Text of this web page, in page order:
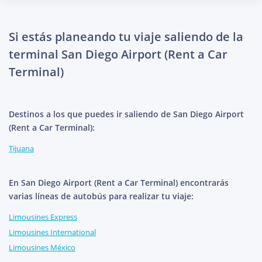
Si estás planeando tu viaje saliendo de la
terminal San Diego Airport (Rent a Car
Terminal)
Destinos a los que puedes ir saliendo de San Diego Airport
(Rent a Car Terminal):
Tijuana
En San Diego Airport (Rent a Car Terminal) encontrarás
varias líneas de autobús para realizar tu viaje:
Limousines Express
Limousines International
Limousines México